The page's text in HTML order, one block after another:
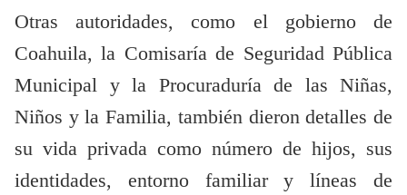
Otras autoridades, como el gobierno de
Coahuila, la Comisaría de Seguridad Pública
Municipal y la Procuraduría de las Niñas,
Niños y la Familia, también dieron detalles de
su vida privada como número de hijos, sus
identidades, entorno familiar y líneas de